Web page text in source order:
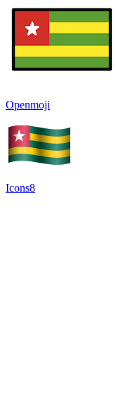
Openmoji
Icons8